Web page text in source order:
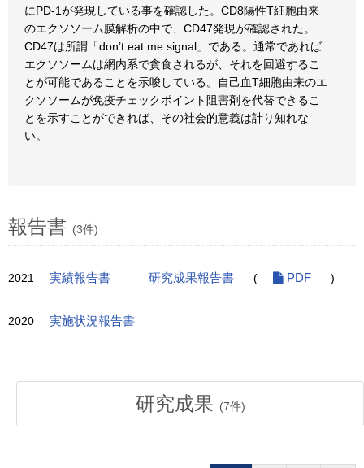
にPD-1が発現している事を確認した。CD8陽性T細胞由来
のエクソソーム膜解析の中で、CD47発現が確認された。
CD47は所謂「don’t eat me signal」である。通常であれば
エクソソームは網内系で貪食されるが、それを回避するこ
とが可能であることを示唆している。自己血T細胞由来のエ
クソソームが免疫チェックポイント阻害剤を代替できるこ
とを示すことができれば、その社会的意義は計り知れな
い。
報告書 (3件)
2021 実績報告書 研究成果報告書 ( PDF )
2020 実施状況報告書
研究成果 (7件)